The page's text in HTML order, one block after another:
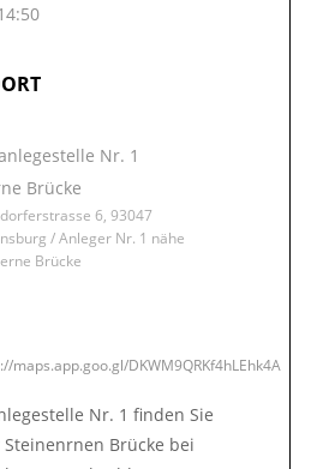
Nr. 1
Brücke
6, 93047
/ Anleger Nr. 1 nähe
Brücke
maps.app.goo.gl/DKWM9QRKf4hLEhk4A
Nr. 1 finden Sie
Brücke bei